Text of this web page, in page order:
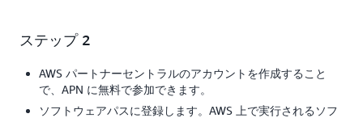
ステップ 2
AWS パートナーセントラルのアカウントを作成すること
で、APN に無料で参加できます。
ソフトウェアパスに登録します。AWS 上で実行されるソフ